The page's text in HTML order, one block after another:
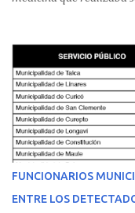
malestares físicos.
equipo médico
Regional de Talca y
Talca con escolta de
estudiante de medicina
del personal de
recibir atención
conoció la gravedad de
Villarrica— se
FUNCIONARIOS
ENTRE LOS